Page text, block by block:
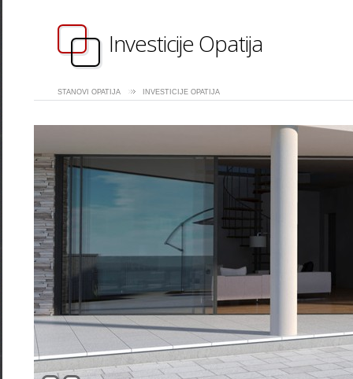
Investicije Opatija
STANOVI OPATIJA INVESTICIJE OPATIJA